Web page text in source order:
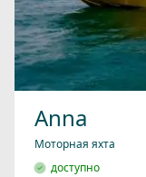
Anna
Моторная яхта
доступно